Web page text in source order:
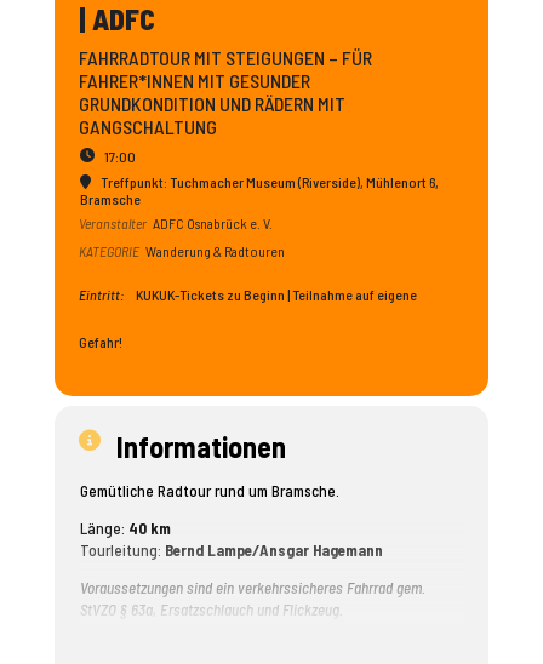
| ADFC
FAHRRADTOUR MIT STEIGUNGEN – FÜR
FAHRER*INNEN MIT GESUNDER
GRUNDKONDITION UND RÄDERN MIT
GANGSCHALTUNG
17:00
Treffpunkt: Tuchmacher Museum (Riverside), Mühlenort 6,
Bramsche
Veranstalter ADFC Osnabrück e. V.
KATEGORIE Wanderung & Radtouren
Eintritt: KUKUK-Tickets zu Beginn | Teilnahme auf eigene
Gefahr!
Informationen
Gemütliche Radtour rund um Bramsche.
Länge: 40 km
Tourleitung: Bernd Lampe/Ansgar Hagemann
Voraussetzungen sind ein verkehrssicheres Fahrrad gem.
StVZO § 63a, Ersatzschlauch und Flickzeug.